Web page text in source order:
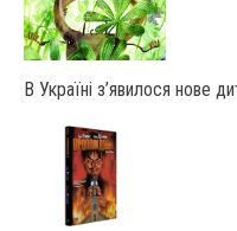
В Україні з’явилося нове